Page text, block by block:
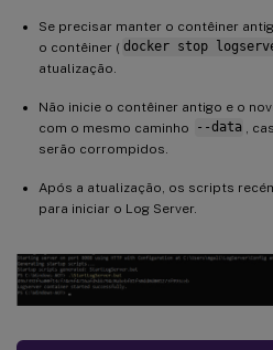
Se precisar manter o contêiner
o contêiner ( docker stop
atualização.
Não inicie o contêiner antigo e o
com o mesmo caminho
--data
,
serão corrompidos.
Após a atualização, os scripts
para iniciar o Log Server.